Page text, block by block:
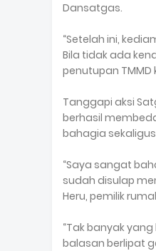
Dansatgas.
“Setelah ini,
Bila tidak ada
penutupan TMMD
Tanggapi aksi
berhasil
bahagia
“Saya sangat
sudah disulap
Heru, pemilik
“Tak banyak
balasan berlipat